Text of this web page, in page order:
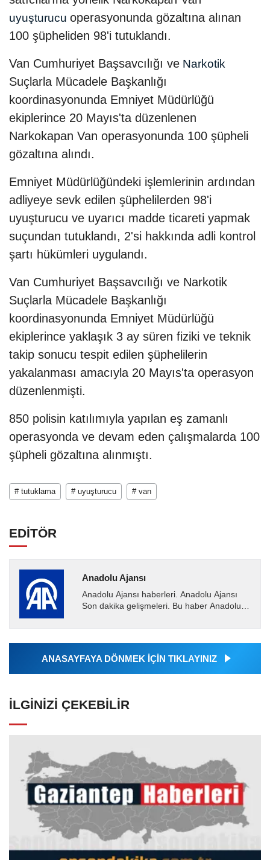
uyuşturucu operasyonunda gözaltına alınan
100 şüpheliden 98'i tutuklandı.
Van Cumhuriyet Başsavcılığı ve Narkotik
Suçlarla Mücadele Başkanlığı
koordinasyonunda Emniyet Müdürlüğü
ekiplerince 20 Mayıs'ta düzenlenen
Narkokapan Van operasyonunda 100 şüpheli
gözaltına alındı.
Emniyet Müdürlüğündeki işlemlerinin ardından
adliyeye sevk edilen şüphelilerden 98'i
uyuşturucu ve uyarıcı madde ticareti yapmak
suçundan tutuklandı, 2'si hakkında adli kontrol
şartı hükümleri uygulandı.
Van Cumhuriyet Başsavcılığı ve Narkotik
Suçlarla Mücadele Başkanlığı
koordinasyonunda Emniyet Müdürlüğü
ekiplerince yaklaşık 3 ay süren fiziki ve teknik
takip sonucu tespit edilen şüphelilerin
yakalanması amacıyla 20 Mayıs'ta operasyon
düzenlenmişti.
850 polisin katılımıyla yapılan eş zamanlı
operasyonda ve devam eden çalışmalarda 100
şüpheli gözaltına alınmıştı.
# tutuklama # uyuşturucu # van
EDİTÖR
Anadolu Ajansı
Anadolu Ajansı haberleri. Anadolu Ajansı
Son dakika gelişmeleri. Bu haber Anadolu
Ajansı tarafından...
ANASAYFAYA DÖNMEK İÇİN TIKLAYINIZ
İLGINIZI ÇEKEBILIR